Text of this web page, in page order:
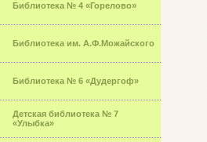
Библиотека № 4 «Горелово»
Библиотека им. А.Ф.Можайского
Библиотека № 6 «Дудергоф»
Детская библиотека № 7
«Улыбка»